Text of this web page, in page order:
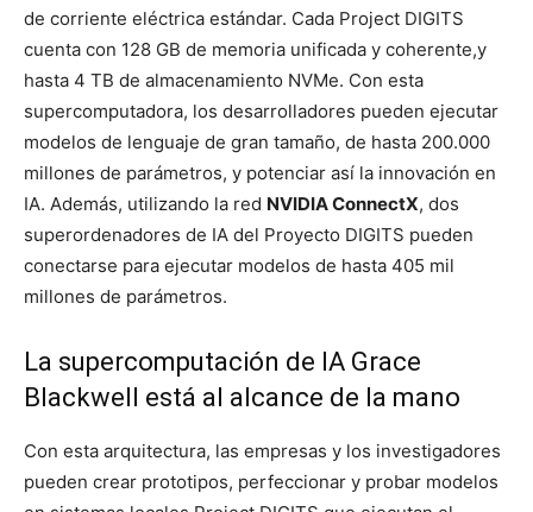
de corriente eléctrica estándar. Cada Project DIGITS
cuenta con 128 GB de memoria unificada y coherente,y
hasta 4 TB de almacenamiento NVMe. Con esta
supercomputadora, los desarrolladores pueden ejecutar
modelos de lenguaje de gran tamaño, de hasta 200.000
millones de parámetros, y potenciar así la innovación en
IA. Además, utilizando la red NVIDIA ConnectX, dos
superordenadores de IA del Proyecto DIGITS pueden
conectarse para ejecutar modelos de hasta 405 mil
millones de parámetros.
La supercomputación de IA Grace
Blackwell está al alcance de la mano
Con esta arquitectura, las empresas y los investigadores
pueden crear prototipos, perfeccionar y probar modelos